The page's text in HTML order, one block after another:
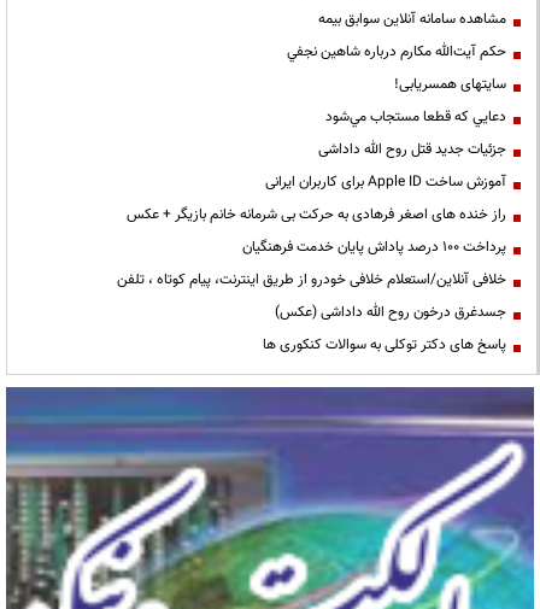
مشاهده سامانه آنلاين سوابق بیمه
حكم آيت‌الله مكارم درباره شاهين نجفي
سایتهای همسریابی!
دعايي كه قطعا مستجاب مي‌شود
جزئیات جدید قتل روح الله داداشی
آموزش ساخت Apple ID برای کاربران ایرانی
راز خنده های اصغر فرهادی به حرکت بی شرمانه خانم بازیگر + عکس
پرداخت ۱۰۰ درصد پاداش پایان خدمت فرهنگیان
خلافی آنلاین/استعلام خلافی خودرو از طریق اینترنت، پیام کوتاه ، تلفن
جسدغرق درخون روح الله داداشی (عکس)
پاسخ های دکتر توکلی به سوالات کنکوری ها